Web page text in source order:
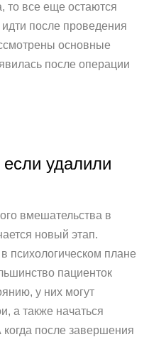
то все еще остаются
после проведения
основные
после операции
удалили
вмешательства в
новый этап.
психологическом плане
пациенток
у них могут
а также начаться
после завершения